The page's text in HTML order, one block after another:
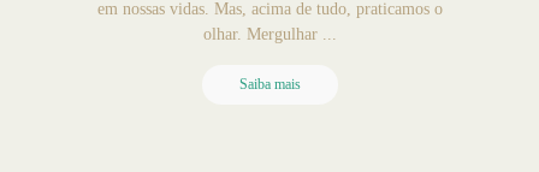
em nossas vidas. Mas, acima de tudo, praticamos o
olhar. Mergulhar ...
Saiba mais